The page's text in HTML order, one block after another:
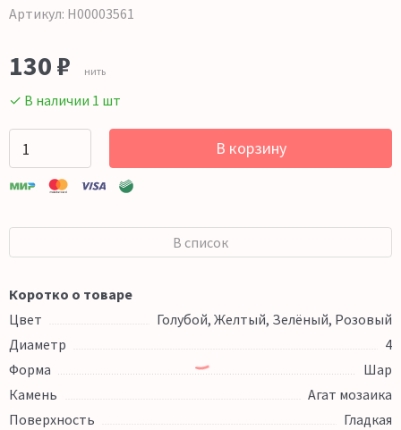
Артикул: Н00003561
130 ₽ нить
✓ В наличии 1 шт
В корзину
В список
Коротко о товаре
Цвет
Голубой, Желтый, Зелёный, Розовый
Диаметр
4
Форма
Шар
Камень
Агат мозаика
Поверхность
Гладкая